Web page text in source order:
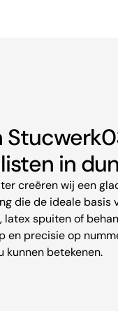
in
creëren wij een
die de ideale basis
latex spuiten of
en precisie op
kunnen betekenen.